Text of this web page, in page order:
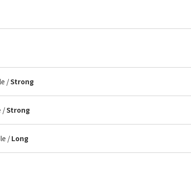
/Strong
/Strong
/Long